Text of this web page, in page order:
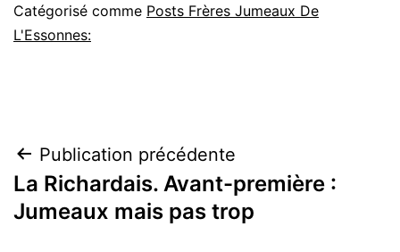
Catégorisé comme Posts Frères Jumeaux De
L'Essonnes:
Navigation
de
Publication précédente
La Richardais. Avant-première :
Jumeaux mais pas trop